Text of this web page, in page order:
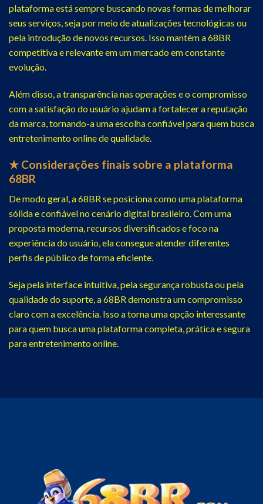
plataforma está sempre buscando novas formas de melhorar
seus serviços, seja por meio de atualizações tecnológicas ou
pela introdução de novos recursos. Isso mantém a 68BR
competitiva e relevante em um mercado em constante
evolução.
Além disso, a transparência nas operações e o compromisso
com a satisfação do usuário ajudam a fortalecer a reputação
da marca, tornando-a uma escolha confiável para quem busca
entretenimento online de qualidade.
★ Considerações finais sobre a plataforma
68BR
De modo geral, a 68BR se posiciona como uma plataforma
sólida e confiável no cenário digital brasileiro. Com uma
proposta moderna, recursos diversificados e foco na
experiência do usuário, ela consegue atender diferentes
perfis de público de forma eficiente.
Seja pela interface intuitiva, pela segurança robusta ou pela
qualidade do suporte, a 68BR demonstra um compromisso
claro com a excelência. Isso a torna uma opção interessante
para quem busca uma plataforma completa, prática e segura
para entretenimento online.